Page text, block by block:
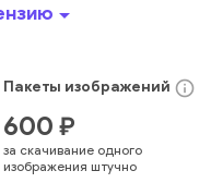
Смотреть
Радость
Взаимосвязь
Два Человека
arrow_drop_down
Пакеты изображений info_outline
600 ₽
за скачивание одного
изображения штучно